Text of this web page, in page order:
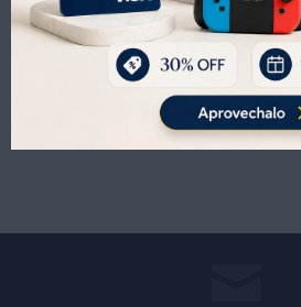
UYU
UYU 689